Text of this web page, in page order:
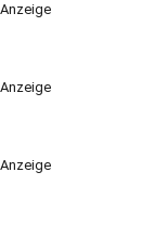
Anzeige
Anzeige
Anzeige